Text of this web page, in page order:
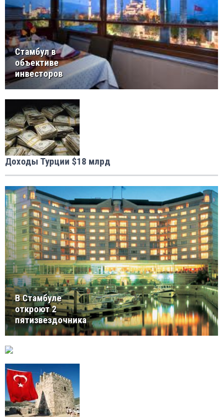
Стамбул в
объективе
инвесторов
Доходы Турции $18 млрд
В Стамбуле
откроют 2
пятизвездочника